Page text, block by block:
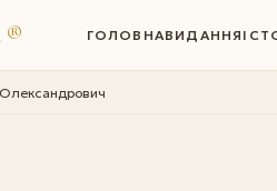
® ГОЛОВНАВИДАННЯ
Олександрович